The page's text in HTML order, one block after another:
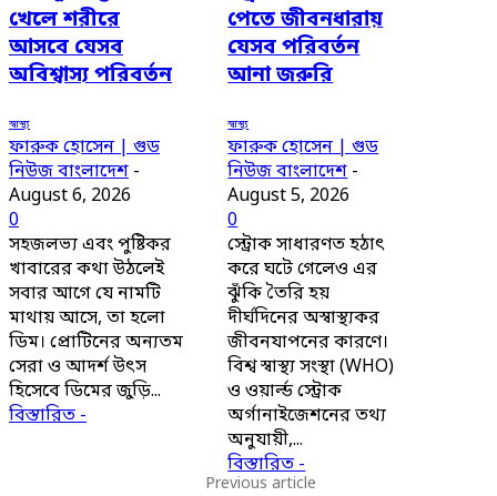
খেলে শরীরে
আসবে যেসব
অবিশ্বাস্য পরিবর্তন
স্বাস্থ্য
ফারুক হোসেন | গুড
নিউজ বাংলাদেশ -
August 6, 2026
0
সহজলভ্য এবং পুষ্টিকর
খাবারের কথা উঠলেই
সবার আগে যে নামটি
মাথায় আসে, তা হলো
ডিম। প্রোটিনের অন্যতম
সেরা ও আদর্শ উৎস
হিসেবে ডিমের জুড়ি...
বিস্তারিত -
পেতে জীবনধারায়
যেসব পরিবর্তন
আনা জরুরি
স্বাস্থ্য
ফারুক হোসেন | গুড
নিউজ বাংলাদেশ -
August 5, 2026
0
স্ট্রোক সাধারণত হঠাৎ
করে ঘটে গেলেও এর
ঝুঁকি তৈরি হয়
দীর্ঘদিনের অস্বাস্থ্যকর
জীবনযাপনের কারণে।
বিশ্ব স্বাস্থ্য সংস্থা (WHO)
ও ওয়ার্ল্ড স্ট্রোক
অর্গানাইজেশনের তথ্য
অনুযায়ী,...
বিস্তারিত -
Previous article